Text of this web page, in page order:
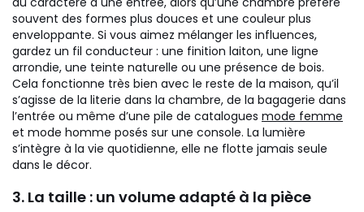
souvent des formes plus douces et une couleur plus
enveloppante. Si vous aimez mélanger les influences,
gardez un fil conducteur : une finition laiton, une ligne
arrondie, une teinte naturelle ou une présence de bois.
Cela fonctionne très bien avec le reste de la maison, qu’il
s’agisse de la literie dans la chambre, de la bagagerie dans
l’entrée ou même d’une pile de catalogues mode femme
et mode homme posés sur une console. La lumière
s’intègre à la vie quotidienne, elle ne flotte jamais seule
dans le décor.
3. La taille : un volume adapté à la pièce